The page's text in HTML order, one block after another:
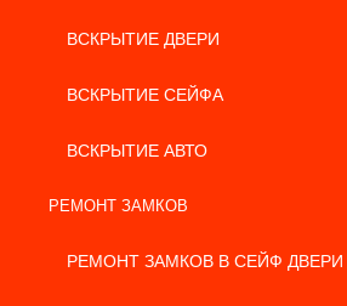
ВСКРЫТИЕ ДВЕРИ
ВСКРЫТИЕ СЕЙФА
ВСКРЫТИЕ АВТО
РЕМОНТ ЗАМКОВ
РЕМОНТ ЗАМКОВ В СЕЙФ ДВЕРИ